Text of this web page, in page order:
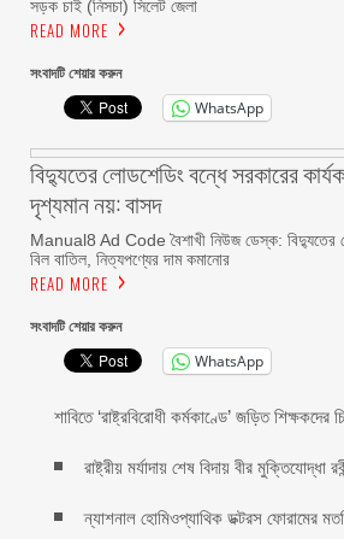
সড়ক চাই (নিসচা) সিলেট জেলা
READ MORE
সংবাদটি শেয়ার করুন
WhatsApp
বিদ্যুতের লোডশেডিং বন্ধে সরকারের
দৃশ্যমান নয়: বাসদ
Manual8 Ad Code বৈশাখী নিউজ ডেস্ক: বিদ্যুতের
বিল বাতিল, নিত্যপণ্যের দাম কমানোর
READ MORE
সংবাদটি শেয়ার করুন
WhatsApp
শাবিতে ‘রাষ্ট্রবিরোধী কর্মকাণ্ডে’ জড়িত
রাষ্ট্রীয় মর্যাদায় শেষ বিদায় বীর মুক্তিযোদ্ধা
ন্যাশনাল হোমিওপ্যাথিক ডক্টরস ফোরামের